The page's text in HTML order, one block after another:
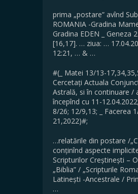
prima „postare” avînd
ROMANIA -Gradina
Gradina EDEN _ Geneza
[16,17]. … ziua: …
12:21, … & …
#(_ Matei 13/13-
Cercetați Actuala
Astrală, si în continuare /
începînd cu 11-
8/26; 12/9,13; _ Facerea
21,2022)#;
…relatările din postare /
conținînd aspecte
Scripturilor Creștinești –
„Biblia” / „Scripturile
Latinești -Ancestrale /
…